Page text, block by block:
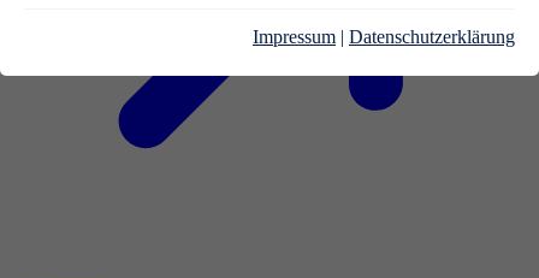
Impressum | Datenschutzerklärung